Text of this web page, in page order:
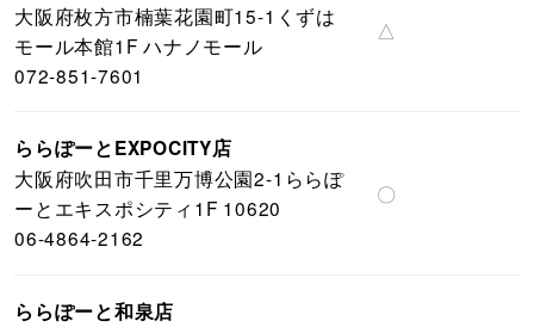
大阪府枚方市楠葉花園町15-1くずは
モール本館1F ハナノモール
072-851-7601
△
ららぽーとEXPOCITY店
大阪府吹田市千里万博公園2-1ららぽ
ーとエキスポシティ1F 10620
06-4864-2162
〇
ららぽーと和泉店